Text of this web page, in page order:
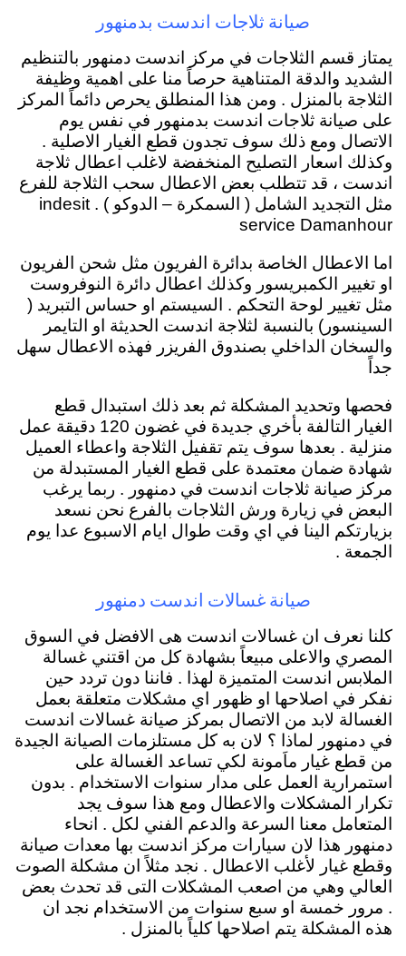
صيانة ثلاجات اندست بدمنهور
يمتاز قسم الثلاجات في مركز اندست دمنهور بالتنظيم
الشديد والدقة المتناهية حرصاً منا على اهمية وظيفة
الثلاجة بالمنزل . ومن هذا المنطلق يحرص دائماً المركز
على صيانة ثلاجات اندست بدمنهور في نفس يوم
الاتصال ومع ذلك سوف تجدون قطع الغيار الاصلية .
وكذلك اسعار التصليح المنخفضة لاغلب اعطال ثلاجة
اندست ، قد تتطلب بعض الاعطال سحب الثلاجة للفرع
مثل التجديد الشامل ( السمكرة – الدوكو ) . indesit
service Damanhour
اما الاعطال الخاصة بدائرة الفريون مثل شحن الفريون
او تغيير الكمبريسور وكذلك اعطال دائرة النوفروست
مثل تغيير لوحة التحكم . السيستم او حساس التبريد (
السينسور) بالنسبة لثلاجة اندست الحديثة او التايمر
والسخان الداخلي بصندوق الفريزر فهذه الاعطال سهل
جداً
فحصها وتحديد المشكلة ثم بعد ذلك استبدال قطع
الغيار التالفة بأخري جديدة في غضون 120 دقيقة عمل
منزلية . بعدها سوف يتم تقفيل الثلاجة واعطاء العميل
شهادة ضمان معتمدة على قطع الغيار المستبدلة من
مركز صيانة ثلاجات اندست في دمنهور . ربما يرغب
البعض في زيارة ورش الثلاجات بالفرع نحن نسعد
بزيارتكم الينا في اي وقت طوال ايام الاسبوع عدا يوم
الجمعة .
صيانة غسالات اندست دمنهور
كلنا نعرف ان غسالات اندست هى الافضل في السوق
المصري والاعلى مبيعاً بشهادة كل من اقتني غسالة
الملابس اندست المتميزة لهذا . فاننا دون تردد حين
نفكر في اصلاحها او ظهور اي مشكلات متعلقة بعمل
الغسالة لابد من الاتصال بمركز صيانة غسالات اندست
في دمنهور لماذا ؟ لان به كل مستلزمات الصيانة الجيدة
من قطع غيار ماَمونة لكي تساعد الغسالة على
استمرارية العمل على مدار سنوات الاستخدام . بدون
تكرار المشكلات والاعطال ومع هذا سوف يجد
المتعامل معنا السرعة والدعم الفني لكل . انحاء
دمنهور هذا لان سيارات مركز اندست بها معدات صيانة
وقطع غيار لأغلب الاعطال . نجد مثلاً ان مشكلة الصوت
العالي وهي من اصعب المشكلات التى قد تحدث بعض
. مرور خمسة او سبع سنوات من الاستخدام نجد ان
هذه المشكلة يتم اصلاحها كلياً بالمنزل .